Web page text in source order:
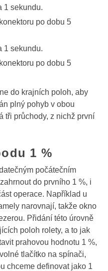
1 sekundu.
po dobu 5
1 sekundu.
po dobu 5
do krajních poloh, aby
plný pohyb v obou
tři průchody, z nichž první
1 %
počátečním
do prvního 1 %, i
operace. Například u
narovnají, takže okno
Přidání této úrovně
poloh rolety, a to jak
prahovou hodnotu 1 %,
tlačítko na spínači,
chceme definovat jako 1